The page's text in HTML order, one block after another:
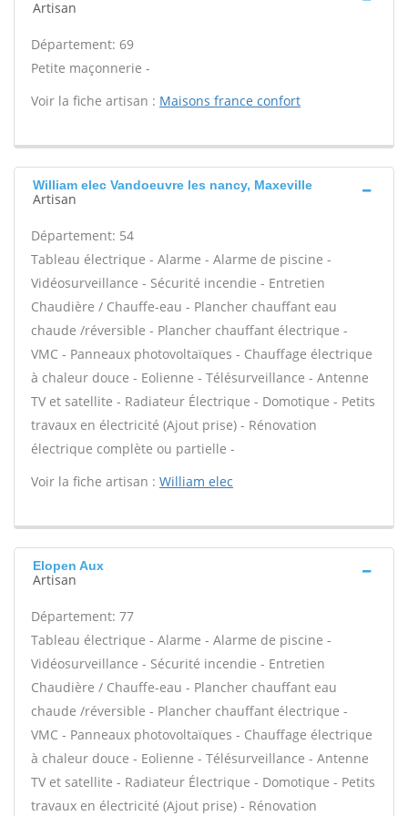
Artisan
Département: 69
Petite maçonnerie -
Voir la fiche artisan : Maisons france confort
William elec Vandoeuvre les nancy, Maxeville
Artisan
Département: 54
Tableau électrique - Alarme - Alarme de piscine -
Vidéosurveillance - Sécurité incendie - Entretien
Chaudière / Chauffe-eau - Plancher chauffant eau
chaude /réversible - Plancher chauffant électrique -
VMC - Panneaux photovoltaïques - Chauffage électrique
à chaleur douce - Eolienne - Télésurveillance - Antenne
TV et satellite - Radiateur Électrique - Domotique - Petits
travaux en électricité (Ajout prise) - Rénovation
électrique complète ou partielle -
Voir la fiche artisan : William elec
Elopen Aux
Artisan
Département: 77
Tableau électrique - Alarme - Alarme de piscine -
Vidéosurveillance - Sécurité incendie - Entretien
Chaudière / Chauffe-eau - Plancher chauffant eau
chaude /réversible - Plancher chauffant électrique -
VMC - Panneaux photovoltaïques - Chauffage électrique
à chaleur douce - Eolienne - Télésurveillance - Antenne
TV et satellite - Radiateur Électrique - Domotique - Petits
travaux en électricité (Ajout prise) - Rénovation